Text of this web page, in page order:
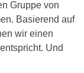
Gruppe von
Basierend auf
wir einen
Und